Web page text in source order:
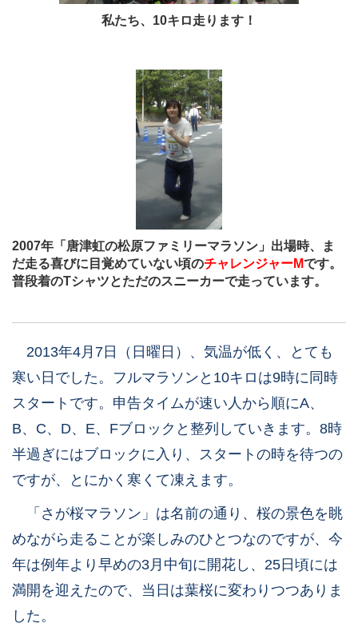
私たち、10キロ走ります！
2007年「唐津虹の松原ファミリーマラソン」出場時、ま
だ走る喜びに目覚めていない頃のチャレンジャーMです。
普段着のTシャツとただのスニーカーで走っています。
2013年4月7日（日曜日）、気温が低く、とても
寒い日でした。フルマラソンと10キロは9時に同時
スタートです。申告タイムが速い人から順にA、
B、C、D、E、Fブロックと整列していきます。8時
半過ぎにはブロックに入り、スタートの時を待つの
ですが、とにかく寒くて凍えます。
「さが桜マラソン」は名前の通り、桜の景色を眺
めながら走ることが楽しみのひとつなのですが、今
年は例年より早めの3月中旬に開花し、25日頃には
満開を迎えたので、当日は葉桜に変わりつつありま
した。